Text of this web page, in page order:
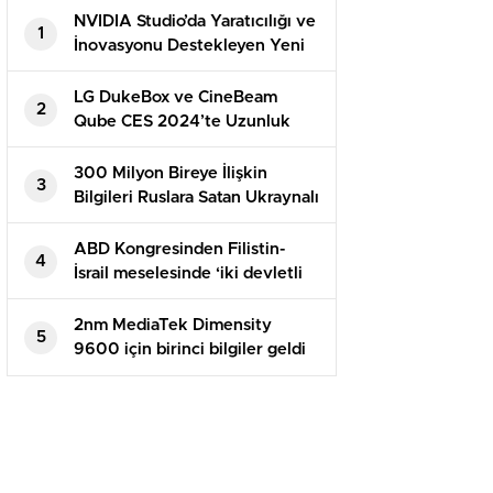
1
NVIDIA Studio’da Yaratıcılığı ve
İnovasyonu Destekleyen Yeni
Uygulamalar
2
LG DukeBox ve CineBeam
Qube CES 2024’te Uzunluk
Gösterecek
3
300 Milyon Bireye İlişkin
Bilgileri Ruslara Satan Ukraynalı
Hacker Tutuklandı
4
ABD Kongresinden Filistin-
İsrail meselesinde ‘iki devletli
çözüme’ destek
5
2nm MediaTek Dimensity
9600 için birinci bilgiler geldi